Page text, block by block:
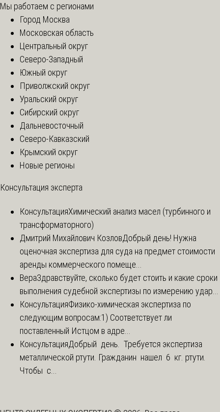
Мы работаем с регионами
Город Москва
Московская область
Центральный округ
Северо-Западный
Южный округ
Приволжский округ
Уральский округ
Сибирский округ
Дальневосточный
Северо-Кавказский
Крымский округ
Новые регионы
Консультация эксперта
КонсультацияХимический анализ масел (турбинного и
трансформаторного)
Дмитрий Михайлович КозловДобрый день! Нужна
оценочная экспертиза для суда на предмет стоимости
аренды коммерческого помеще...
ВераЗдравствуйте, сколько будет стоить и какие сроки
выполнения судебной экспертизы по измерению удар...
КонсультацияФизико-химическая экспертиза по
следующим вопросам:1) Соответствует ли
поставленный Истцом в адре...
КонсультацияДобрый день. Требуется экспертиза
металлической ртути. Гражданин нашел 6 кг. ртути.
Чтобы с...